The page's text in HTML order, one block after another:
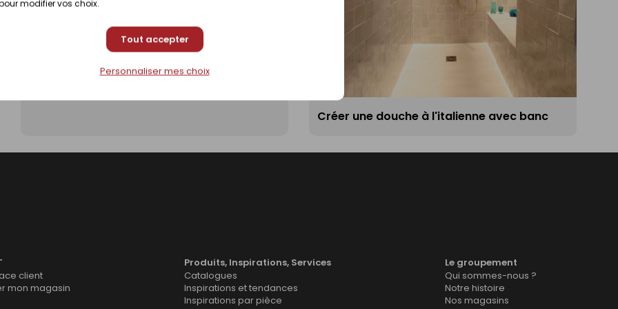
modifier vos choix.
Tout accepter
Personnaliser mes choix
Créer une douche à l'italienne avec banc
client
mon magasin
Produits, Inspirations, Services
Catalogues
Inspirations et tendances
Inspirations par pièce
Le groupement
Qui sommes-nous ?
Notre histoire
Nos magasins